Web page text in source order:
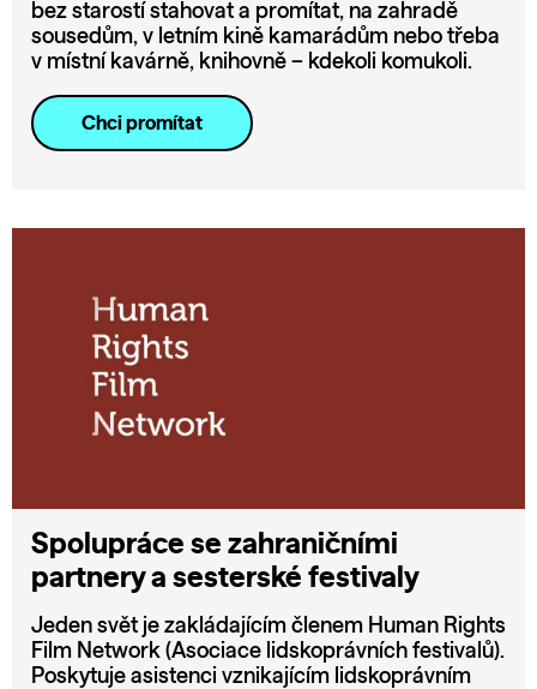
bez starostí stahovat a promítat, na zahradě
sousedům, v letním kině kamarádům nebo třeba
v místní kavárně, knihovně – kdekoli komukoli.
Chci promítat
Spolupráce se zahraničními
partnery a sesterské festivaly
Jeden svět je zakládajícím členem Human Rights
Film Network (Asociace lidskoprávních festivalů).
Poskytuje asistenci vznikajícím lidskoprávním